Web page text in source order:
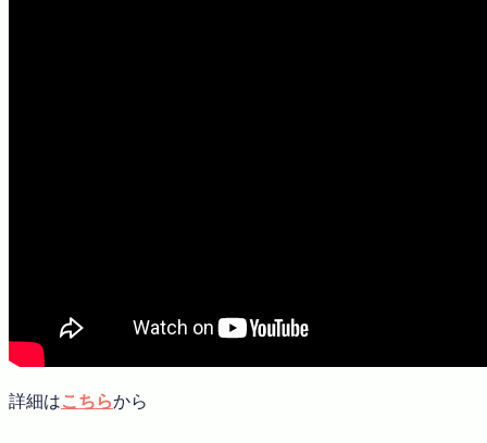
詳細はこちらから